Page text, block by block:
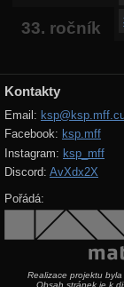
33. ročník
Kontakty
Email:
Facebook: ksp.mff
Instagram: ksp_mff
Discord: AvXdx2X
Pořádá:
Realizace projektu
Obsah stránek je k